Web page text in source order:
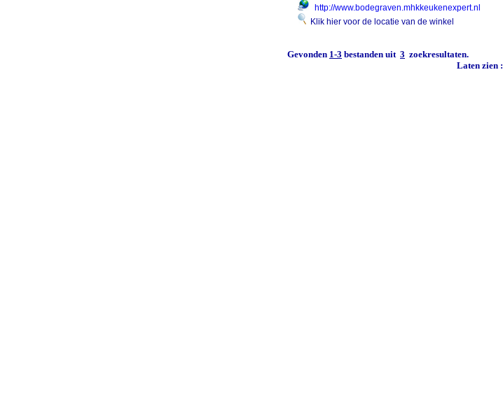
http://www.bodegraven.mhkkeukenexpert.nl
Klik hier voor de locatie van de winkel
Gevonden 1-3 bestanden uit 3 zoekresultaten.
Laten zien :